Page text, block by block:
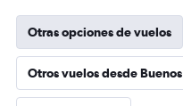
Otras opciones de vuelos
Otros vuelos desde